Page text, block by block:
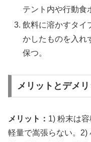
テント内や行動食
飲料に溶かすタイ
かしたものを入れ
保つ。
メリットとデメリ
メリット： 1) 粉末は
軽量で嵩張らない。2)